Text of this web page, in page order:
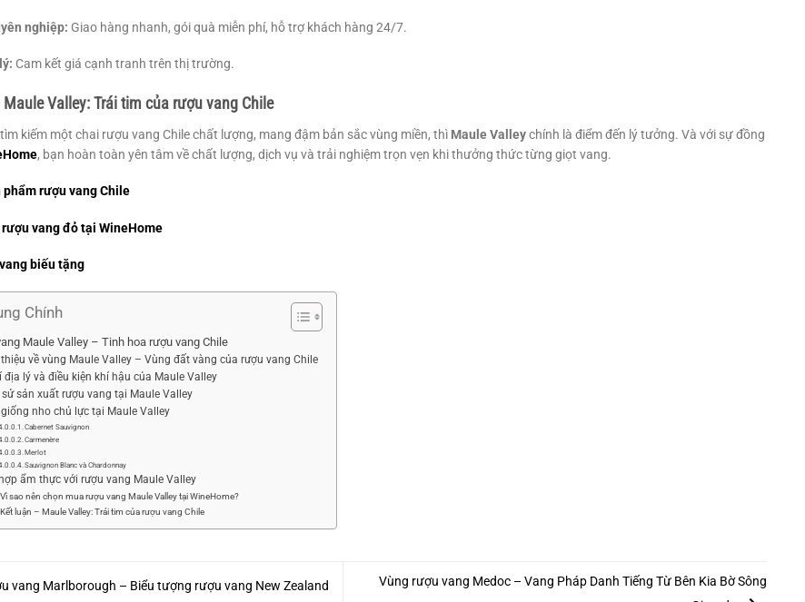
nghiệp: Giao hàng nhanh, gói quà miễn phí, hỗ trợ khách hàng 24/7.
Cam kết giá cạnh tranh trên thị trường.
Valley: Trái tim của rượu vang Chile
kiếm một chai rượu vang Chile chất lượng, mang đậm bản sắc vùng miền, thì Maule Valleychính là điểm đến lý tưởng. Và với sự đồng
, bạn hoàn toàn yên tâm về chất lượng, dịch vụ và trải nghiệm trọn vẹn khi thưởng thức từng giọt vang.
phẩm rượu vang Chile
rượu vang đỏ tại WineHome
biếu tặng
Chính
Maule Valley – Tinh hoa rượu vang Chile
thiệu về vùng Maule Valley – Vùng đất vàng của rượu vang Chile
địa lý và điều kiện khí hậu của Maule Valley
sử sản xuất rượu vang tại Maule Valley
nho chủ lực tại Maule Valley
Cabernet Sauvignon
Carmenère
Merlot
Sauvignon Blanc và Chardonnay
ẩm thực với rượu vang Maule Valley
sao nên chọn mua rượu vang Maule Valley tại WineHome?
luận – Maule Valley: Trái tim của rượu vang Chile
vang Marlborough – Biểu tượng rượu vang New Zealand
Vùng rượu vang Medoc – Vang Pháp Danh Tiếng Từ Bên Kia Bờ Sông